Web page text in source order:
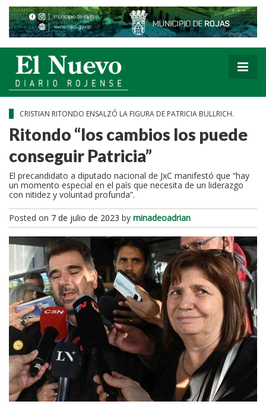
CRISTIAN RITONDO ENSALZÓ LA FIGURA DE PATRICIA BULLRICH.
Ritondo “los cambios los puede
conseguir Patricia”
El precandidato a diputado nacional de JxC manifestó que “hay
un momento especial en el país que necesita de un liderazgo
con nitidez y voluntad profunda”.
Posted on 7 de julio de 2023 by minadeoadrian